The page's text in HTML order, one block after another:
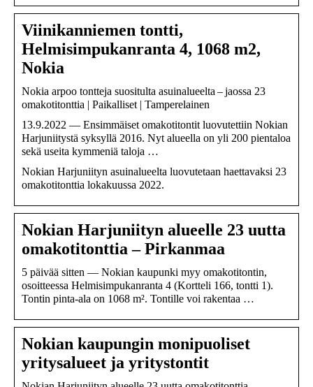
Viinikanniemen tontti,
Helmisimpukanranta 4, 1068 m2,
Nokia
Nokia arpoo tontteja suositulta asuinalueelta – jaossa 23
omakotitonttia | Paikalliset | Tamperelainen
13.9.2022 — Ensimmäiset omakotitontit luovutettiin Nokian
Harjuniitystä syksyllä 2016. Nyt alueella on yli 200 pientaloa
sekä useita kymmeniä taloja …
Nokian Harjuniityn asuinalueelta luovutetaan haettavaksi 23
omakotitonttia lokakuussa 2022.
Nokian Harjuniityn alueelle 23 uutta
omakotitonttia – Pirkanmaa
5 päivää sitten — Nokian kaupunki myy omakotitontin,
osoitteessa Helmisimpukanranta 4 (Kortteli 166, tontti 1).
Tontin pinta-ala on 1068 m². Tontille voi rakentaa …
Nokian kaupungin monipuoliset
yritysalueet ja yritystontit